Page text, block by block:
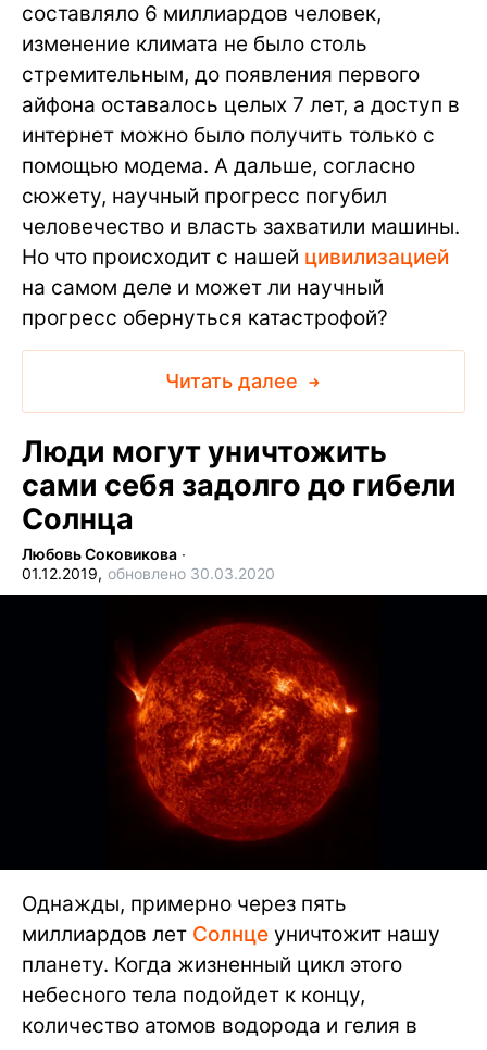
составляло 6 миллиардов человек,
изменение климата не было столь
стремительным, до появления первого
айфона оставалось целых 7 лет, а доступ в
интернет можно было получить только с
помощью модема. А дальше, согласно
сюжету, научный прогресс погубил
человечество и власть захватили машины.
Но что происходит с нашей цивилизацией
на самом деле и может ли научный
прогресс обернуться катастрофой?
Читать далее
Люди могут уничтожить
сами себя задолго до гибели
Солнца
Любовь Соковикова ∙
01.12.2019, обновлено 30.03.2020
Однажды, примерно через пять
миллиардов лет Солнце уничтожит нашу
планету. Когда жизненный цикл этого
небесного тела подойдет к концу,
количество атомов водорода и гелия в